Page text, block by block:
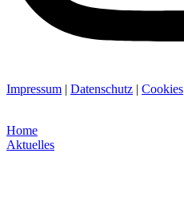
Impressum | Datenschutz | Cookies
Home
Aktuelles